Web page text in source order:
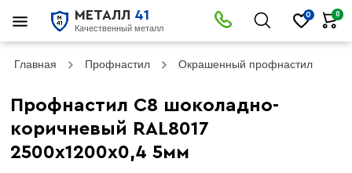
МЕТАЛЛ 41
Качественный металл
0 0
Главная Профнастил Окрашенный профнастил
Профнастил С8 шоколадно-
коричневый RAL8017
2500х1200х0,4 5мм